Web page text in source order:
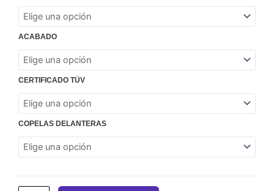
ACABADO
CERTIFICADO TÜV
COPELAS DELANTERAS
Suspensiones
Roscadas
MTS
para
BMW
E82
Coupe)
cantidad